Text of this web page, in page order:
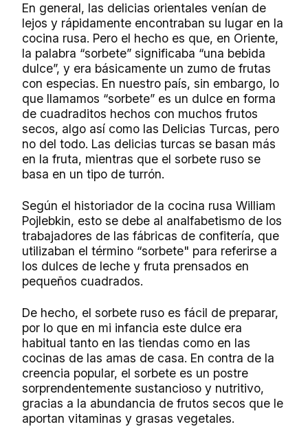
En general, las delicias orientales venían de
lejos y rápidamente encontraban su lugar en la
cocina rusa. Pero el hecho es que, en Oriente,
la palabra “sorbete” significaba “una bebida
dulce”, y era básicamente un zumo de frutas
con especias. En nuestro país, sin embargo, lo
que llamamos “sorbete” es un dulce en forma
de cuadraditos hechos con muchos frutos
secos, algo así como las Delicias Turcas, pero
no del todo. Las delicias turcas se basan más
en la fruta, mientras que el sorbete ruso se
basa en un tipo de turrón.
Según el historiador de la cocina rusa William
Pojlebkin, esto se debe al analfabetismo de los
trabajadores de las fábricas de confitería, que
utilizaban el término “sorbete" para referirse a
los dulces de leche y fruta prensados en
pequeños cuadrados.
De hecho, el sorbete ruso es fácil de preparar,
por lo que en mi infancia este dulce era
habitual tanto en las tiendas como en las
cocinas de las amas de casa. En contra de la
creencia popular, el sorbete es un postre
sorprendentemente sustancioso y nutritivo,
gracias a la abundancia de frutos secos que le
aportan vitaminas y grasas vegetales.